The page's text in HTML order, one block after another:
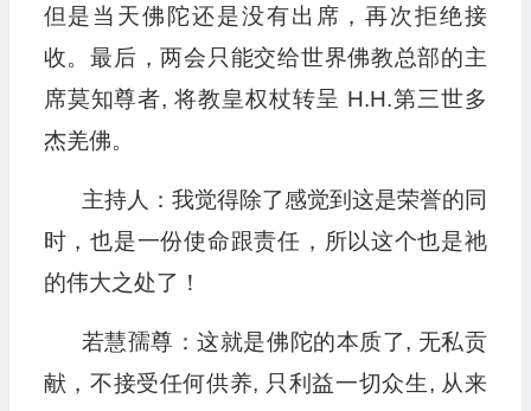
但是当天佛陀还是没有出席，再次拒绝接
收。最后，两会只能交给世界佛教总部的主
席莫知尊者, 将教皇权杖转呈 H.H.第三世多
杰羌佛。
主持人：我觉得除了感觉到这是荣誉的同
时，也是一份使命跟责任，所以这个也是祂
的伟大之处了！
若慧孺尊：这就是佛陀的本质了, 无私贡
献，不接受任何供养, 只利益一切众生, 从来